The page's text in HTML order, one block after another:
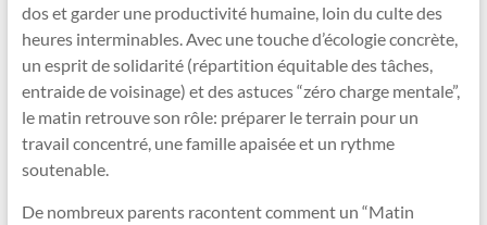
dos et garder une productivité humaine, loin du culte des
heures interminables. Avec une touche d’écologie concrète,
un esprit de solidarité (répartition équitable des tâches,
entraide de voisinage) et des astuces “zéro charge mentale”,
le matin retrouve son rôle: préparer le terrain pour un
travail concentré, une famille apaisée et un rythme
soutenable.
De nombreux parents racontent comment un “Matin